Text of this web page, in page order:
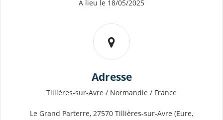
A lieu le 18/05/2025
Adresse
Tillières-sur-Avre / Normandie / France
Le Grand Parterre, 27570 Tillières-sur-Avre (Eure,